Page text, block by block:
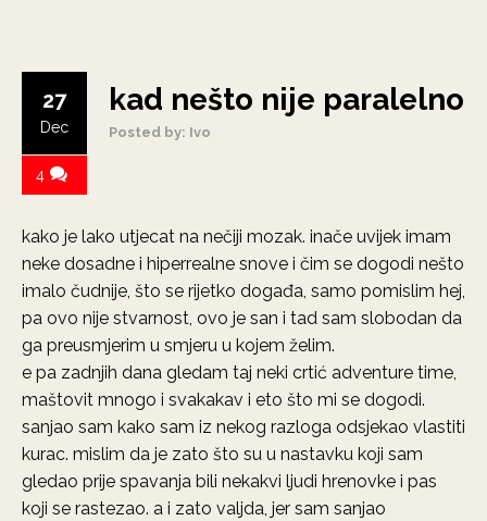
kad nešto nije paralelno
Posted by: Ivo
27
Dec
4
kako je lako utjecat na nečiji mozak. inače uvijek imam
neke dosadne i hiperrealne snove i čim se dogodi nešto
imalo čudnije, što se rijetko događa, samo pomislim hej,
pa ovo nije stvarnost, ovo je san i tad sam slobodan da
ga preusmjerim u smjeru u kojem želim.
e pa zadnjih dana gledam taj neki crtić adventure time,
maštovit mnogo i svakakav i eto što mi se dogodi.
sanjao sam kako sam iz nekog razloga odsjekao vlastiti
kurac. mislim da je zato što su u nastavku koji sam
gledao prije spavanja bili nekakvi ljudi hrenovke i pas
koji se rastezao. a i zato valjda, jer sam sanjao